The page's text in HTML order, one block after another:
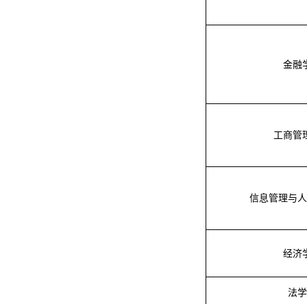
金融
工商管
信息管理与
经济
法